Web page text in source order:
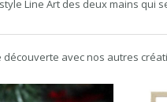
Line Art des deux mains qui
avec nos autres